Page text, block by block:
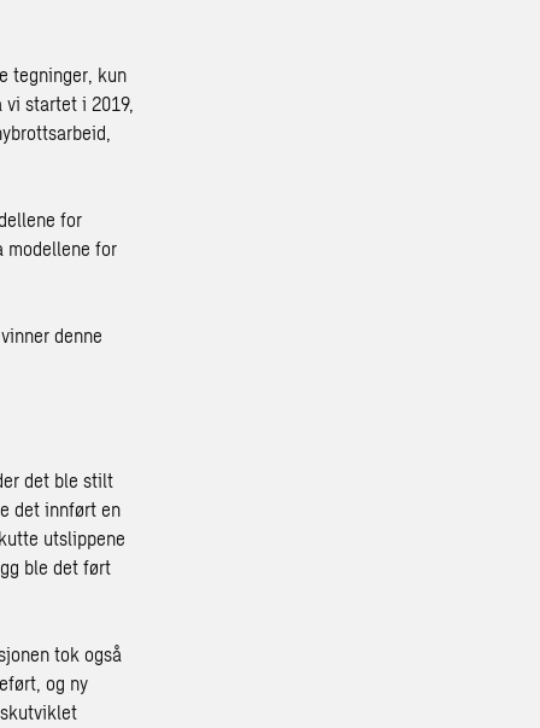
tegninger, kun
startet i 2019,
for
modellene for
denne
det ble stilt
det innført en
utslippene
ble det ført
tok også
og ny